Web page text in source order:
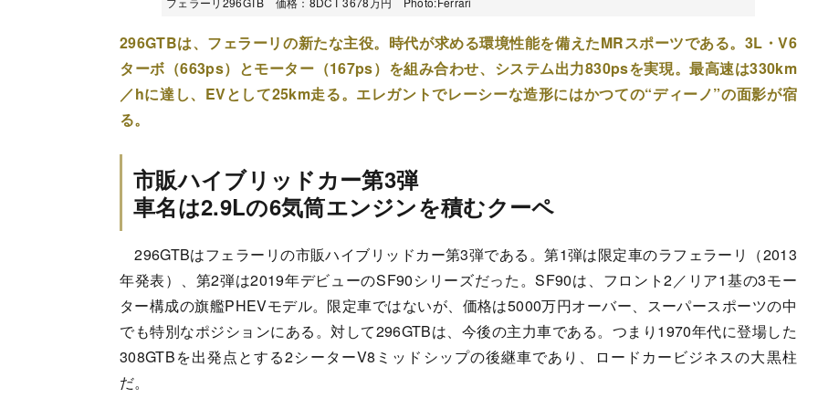
296GTBは、フェラーリの新たな主役。時代が求める環境性能を備えたMRスポーツである。3L・V6
ターボ（663ps）とモーター（167ps）を組み合わせ、システム出力830psを実現。最高速は330km
／hに達し、EVとして25km走る。エレガントでレーシーな造形にはかつての“ディーノ”の面影が宿
る。
市販ハイブリッドカー第3弾
車名は2.9Lの6気筒エンジンを積むクーペ
296GTBはフェラーリの市販ハイブリッドカー第3弾である。第1弾は限定車のラフェラーリ（2013
年発表）、第2弾は2019年デビューのSF90シリーズだった。SF90は、フロント2／リア1基の3モー
ター構成の旗艦PHEVモデル。限定車ではないが、価格は5000万円オーバー、スーパースポーツの中
でも特別なポジションにある。対して296GTBは、今後の主力車である。つまり1970年代に登場した
308GTBを出発点とする2シーターV8ミッドシップの後継車であり、ロードカービジネスの大黒柱
だ。